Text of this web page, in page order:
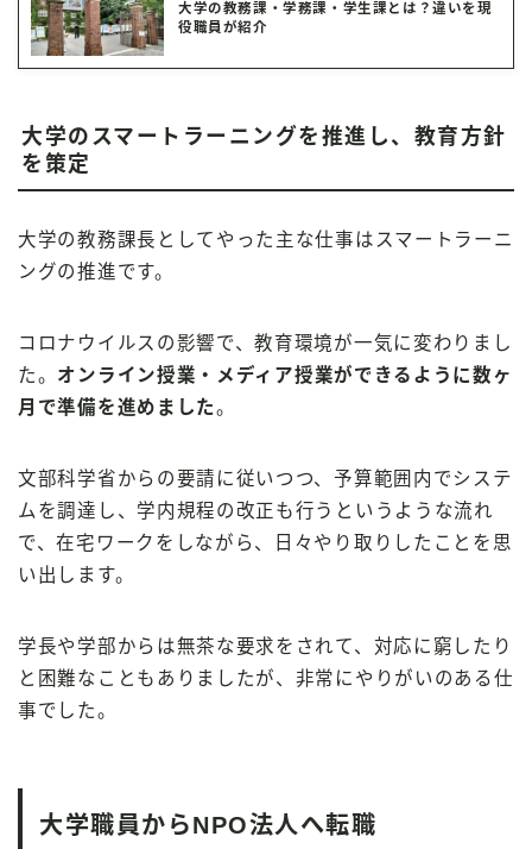
大学の教務課・学務課・学生課とは？違いを現
役職員が紹介
大学のスマートラーニングを推進し、教育方針
を策定
大学の教務課長としてやった主な仕事はスマートラーニ
ングの推進です。
コロナウイルスの影響で、教育環境が一気に変わりまし
た。 オンライン授業・メディア授業ができるように数ヶ
月で準備を進めました。
文部科学省からの要請に従いつつ、予算範囲内でシステ
ムを調達し、学内規程の改正も行うというような流れ
で、在宅ワークをしながら、日々やり取りしたことを思
い出します。
学長や学部からは無茶な要求をされて、対応に窮したり
と困難なこともありましたが、非常にやりがいのある仕
事でした。
大学職員からNPO法人へ転職